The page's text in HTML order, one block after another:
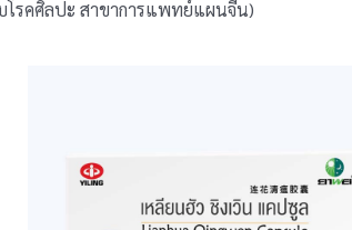
รคศิลปะ สาขาการแพทย์แผนจีน)